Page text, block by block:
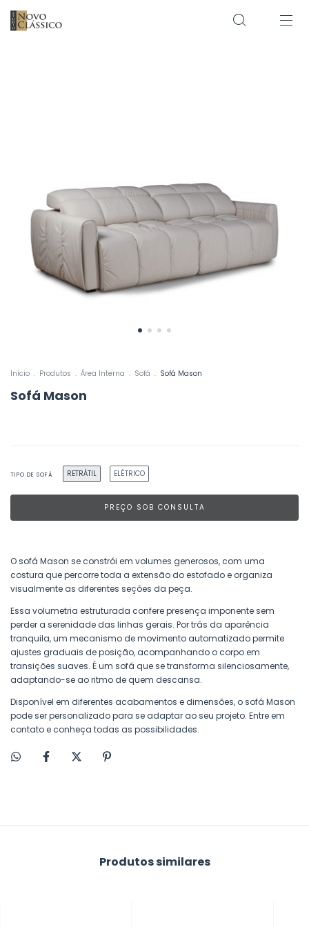
Início . Produtos . Área Interna . Sofá . Sofá Mason
Sofá Mason
TIPO DE SOFÁ RETRÁTIL ELÉTRICO
O sofá Mason se constrói em volumes generosos, com uma
costura que percorre toda a extensão do estofado e organiza
visualmente as diferentes seções da peça.
Essa volumetria estruturada confere presença imponente sem
perder a serenidade das linhas gerais. Por trás da aparência
tranquila, um mecanismo de movimento automatizado permite
ajustes graduais de posição, acompanhando o corpo em
transições suaves. É um sofá que se transforma silenciosamente,
adaptando-se ao ritmo de quem descansa.
Disponível em diferentes acabamentos e dimensões, o sofá Mason
pode ser personalizado para se adaptar ao seu projeto. Entre em
contato e conheça todas as possibilidades.
Produtos similares